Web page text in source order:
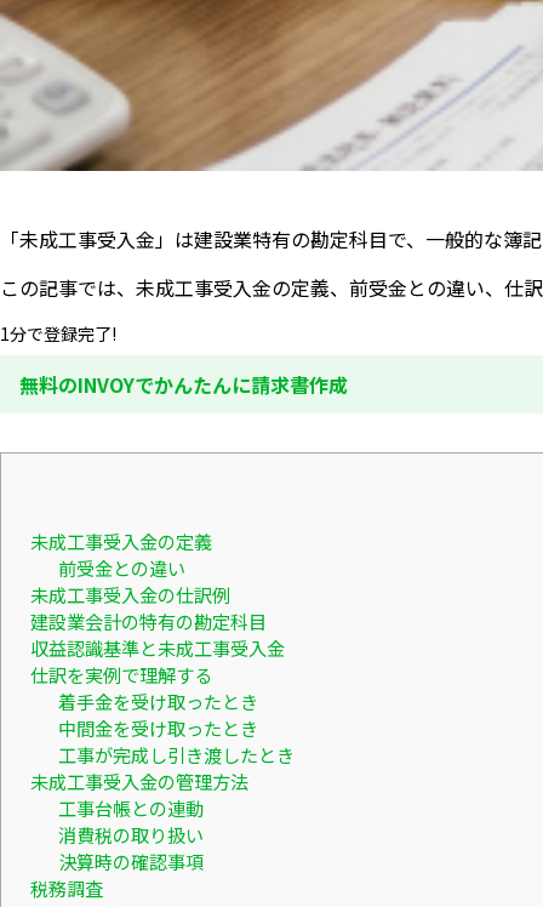
「未成工事受入金」は建設業特有の勘定科目で、一般的な
この記事では、未成工事受入金の定義、前受金との違い、仕
1分で登録完了!
無料のINVOYでかんたんに請求書作成
未成工事受入金の定義
前受金との違い
未成工事受入金の仕訳例
建設業会計の特有の勘定科目
収益認識基準と未成工事受入金
仕訳を実例で理解する
着手金を受け取ったとき
中間金を受け取ったとき
工事が完成し引き渡したとき
未成工事受入金の管理方法
工事台帳との連動
消費税の取り扱い
決算時の確認事項
税務調査